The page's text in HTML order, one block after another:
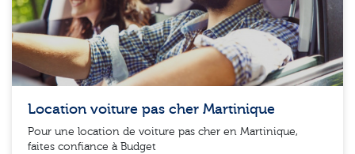
Location voiture pas cher Martinique
Pour une location de voiture pas cher en Martinique,
faites confiance à Budget